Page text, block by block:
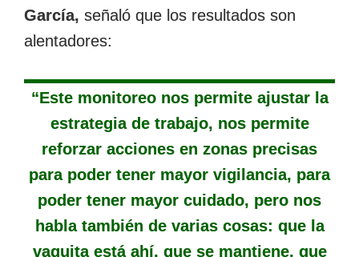
García, señaló que los resultados son
alentadores:
“Este monitoreo nos permite ajustar la
estrategia de trabajo, nos permite
reforzar acciones en zonas precisas
para poder tener mayor vigilancia, para
poder tener mayor cuidado, pero nos
habla también de varias cosas: que la
vaquita está ahí, que se mantiene, que